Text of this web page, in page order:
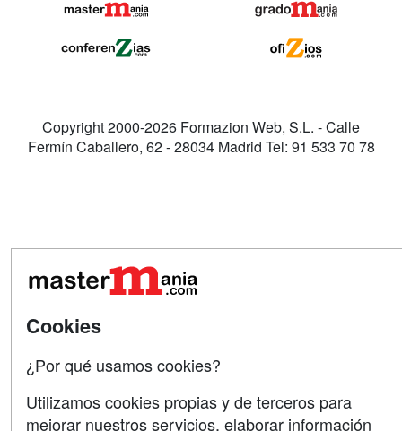
Copyright 2000-2026 Formazion Web, S.L. - Calle
Fermín Caballero, 62 - 28034 Madrid Tel: 91 533 70 78
Cookies
¿Por qué usamos cookies?
Utilizamos cookies propias y de terceros para
mejorar nuestros servicios, elaborar información